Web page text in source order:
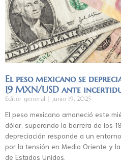
El peso mexicano se
19 MXN/USD ante
Editor general junio 19, 2025
El peso mexicano amaneció este
dólar, superando la barrera de los
depreciación responde a un
por la tensión en Medio Oriente y
de Estados Unidos.